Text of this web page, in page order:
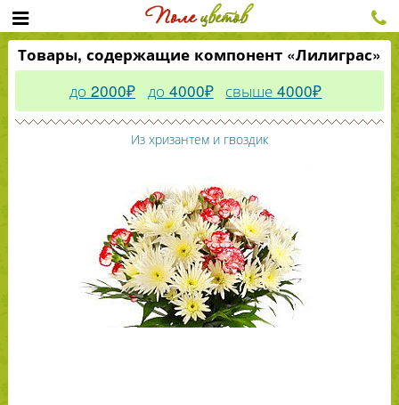
Товары, содержащие компонент «Лилиграс»
до 2000₽ до 4000₽ свыше 4000₽
Из хризантем и гвоздик